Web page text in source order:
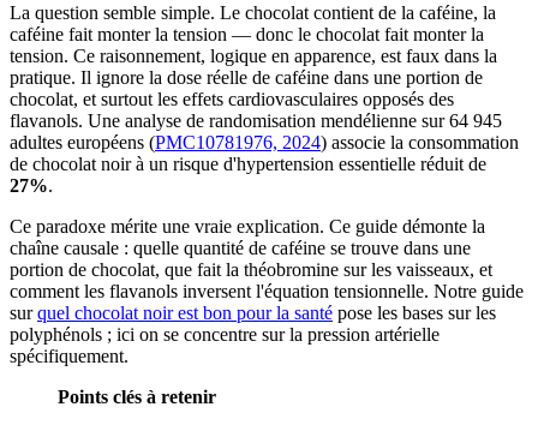
La question semble simple. Le chocolat contient de la caféine, la
caféine fait monter la tension — donc le chocolat fait monter la
tension. Ce raisonnement, logique en apparence, est faux dans la
pratique. Il ignore la dose réelle de caféine dans une portion de
chocolat, et surtout les effets cardiovasculaires opposés des
flavanols. Une analyse de randomisation mendélienne sur 64 945
adultes européens (PMC10781976, 2024) associe la consommation
de chocolat noir à un risque d'hypertension essentielle réduit de
27%.
Ce paradoxe mérite une vraie explication. Ce guide démonte la
chaîne causale : quelle quantité de caféine se trouve dans une
portion de chocolat, que fait la théobromine sur les vaisseaux, et
comment les flavanols inversent l'équation tensionnelle. Notre guide
surquel chocolat noir est bon pour la santé pose les bases sur les
polyphénols ; ici on se concentre sur la pression artérielle
spécifiquement.
Points clés à retenir